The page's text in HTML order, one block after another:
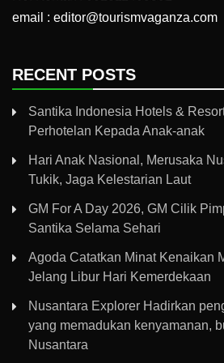
email : editor@tourismvaganza.com
RECENT POSTS
Santika Indonesia Hotels &
Perhotelan Kepada Anak-anak
Hari Anak Nasional, Merusaka
Tukik, Jaga Kelestarian Laut
GM For A Day 2026, GM Cilik
Santika Selama Sehari
Agoda Catatkan Minat Kenaikan
Jelang Libur Hari Kemerdekaan
Nusantara Explorer Hadirkan
yang memadukan kenyamanan,
Nusantara